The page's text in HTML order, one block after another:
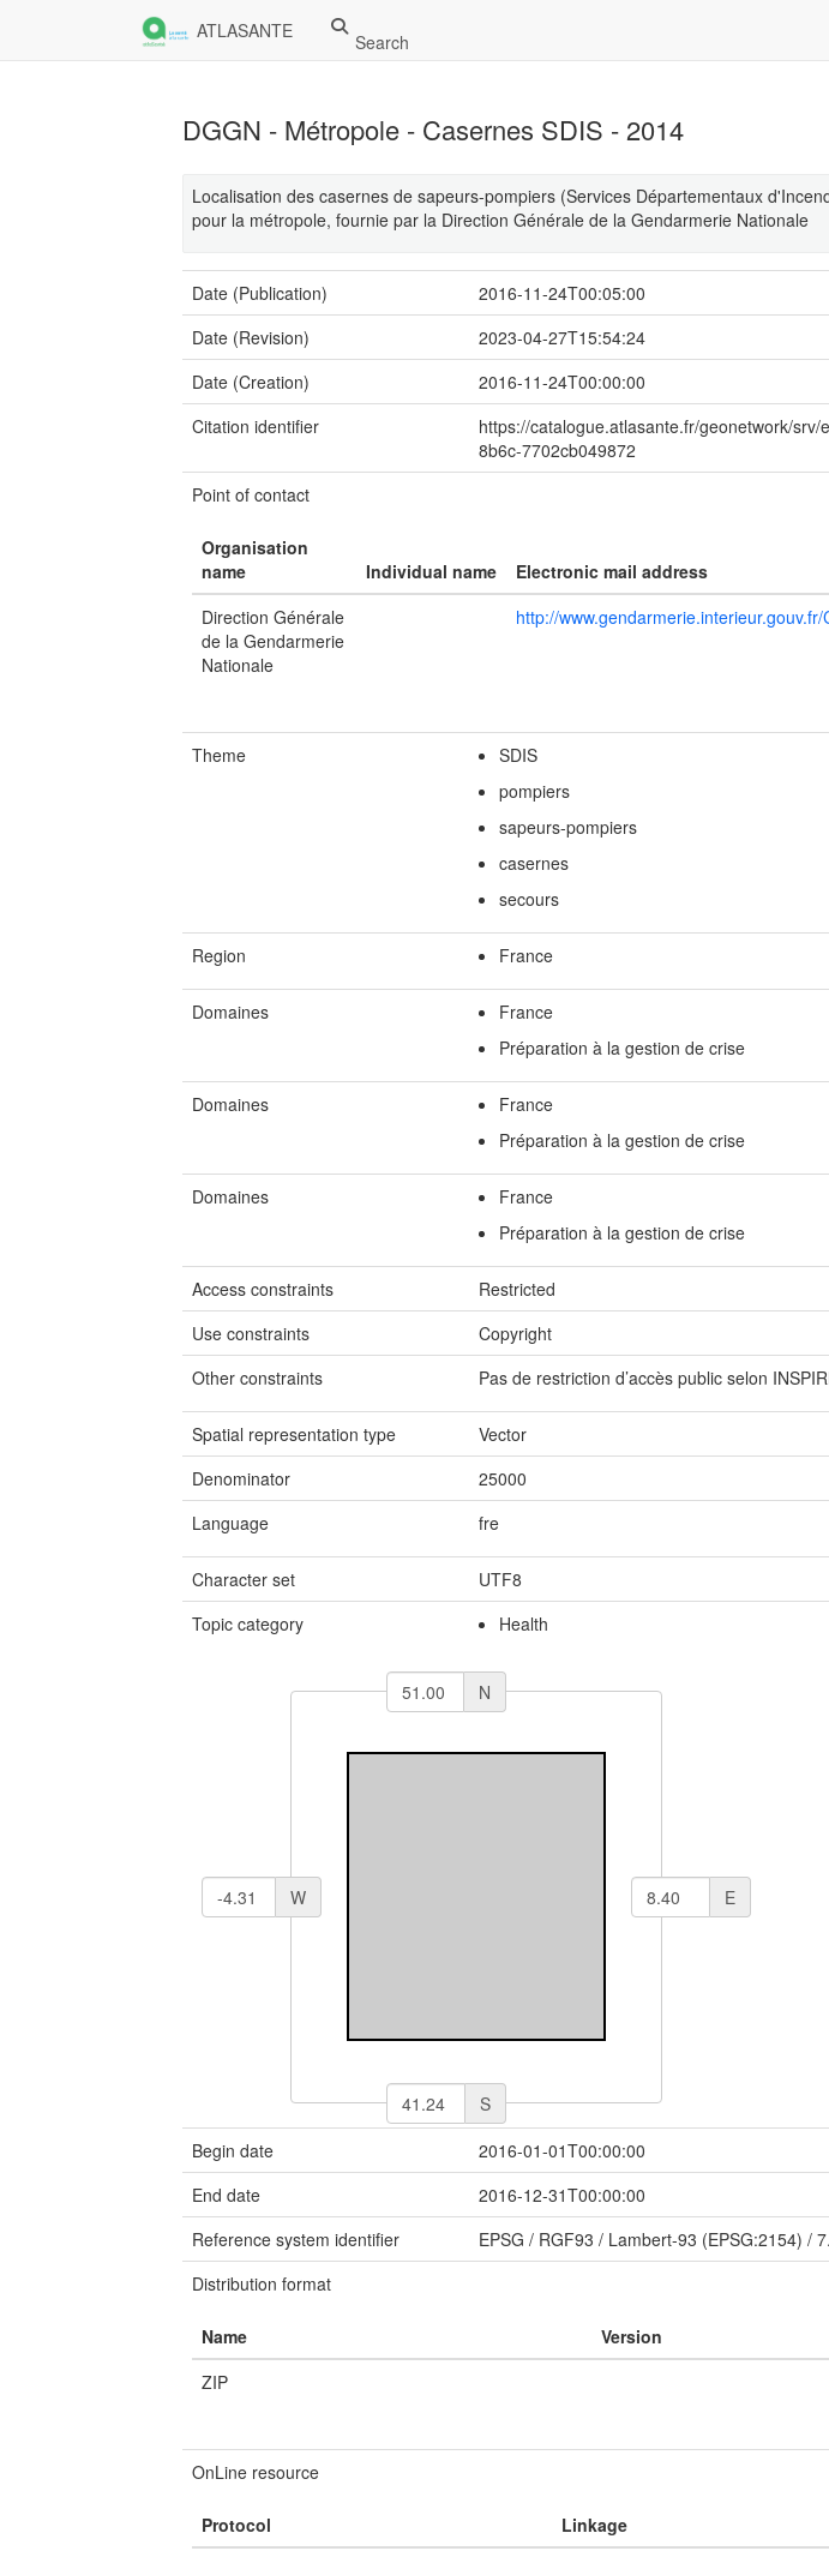
ATLASANTE Search
DGGN - Métropole - Casernes SDIS - 2014
Localisation des casernes de sapeurs-pompiers (Services Départementaux
pour la métropole, fournie par la Direction Générale de la Gendarmerie Nationale
Date (Publication)
2016-11-24T00:05:00
Date (Revision)
2023-04-27T15:54:24
Date (Creation)
2016-11-24T00:00:00
Citation identifier
https://catalogue.atlasante.fr/geonetwork/srv/
8b6c-7702cb049872
Point of contact
Organisation
name
Individual name Electronic mail address
Direction Générale
de la Gendarmerie
Nationale
http://www.gendarmerie.interieur.gouv.fr/
Theme
SDIS
pompiers
sapeurs-pompiers
casernes
secours
Region France
Domaines
France
Préparation à la gestion de crise
Domaines
France
Préparation à la gestion de crise
Domaines
France
Préparation à la gestion de crise
Access constraints
Restricted
Use constraints
Copyright
Other constraints
Pas de restriction d’accès public selon
Spatial representation type
Vector
Denominator
25000
Language
fre
Character set
UTF8
Topic category
Health
N
S
E
W
Begin date
2016-01-01T00:00:00
End date
2016-12-31T00:00:00
Reference system identifier
EPSG/ RGF93 / Lambert-93 (EPSG:2154)/
Distribution format
Name
Version
ZIP
OnLine resource
Protocol Linkage